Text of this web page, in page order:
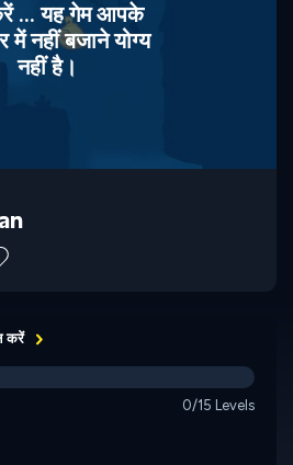
... यह गेम आपके
में नहीं बजाने योग्य
नहीं है।
करें
0/15 Levels